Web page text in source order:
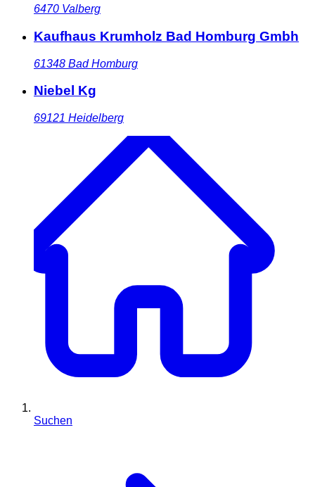
6470 Valberg
Kaufhaus Krumholz Bad Homburg Gmbh
61348 Bad Homburg
Niebel Kg
69121 Heidelberg
Suchen